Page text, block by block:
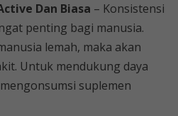
Dan Biasa – Konsistensi
penting bagi manusia.
lemah, maka akan
Untuk mendukung daya
suplemen